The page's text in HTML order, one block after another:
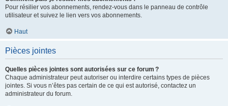
Pour résilier vos abonnements, rendez-vous dans le panneau de contrôle
utilisateur et suivez le lien vers vos abonnements.
Haut
Pièces jointes
Quelles pièces jointes sont autorisées sur ce forum ?
Chaque administrateur peut autoriser ou interdire certains types de pièces
jointes. Si vous n’êtes pas certain de ce qui est autorisé, contactez un
administrateur du forum.